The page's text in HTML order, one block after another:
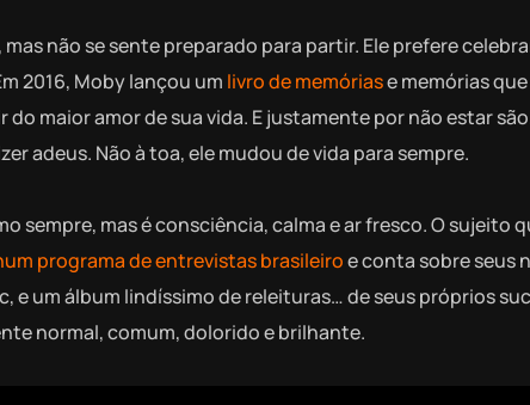
não se sente preparado para partir. Ele prefere
2016, Moby lançou um livro de memóriase memórias
do maior amor de sua vida. E justamente por não estar
adeus. Não à toa, ele mudou de vida para sempre.
sempre, mas é consciência, calma e ar fresco. O sujeito
programa de entrevistas brasileiroe conta sobre seus
e um álbum lindíssimo de releituras… de seus próprios
normal, comum, dolorido e brilhante.